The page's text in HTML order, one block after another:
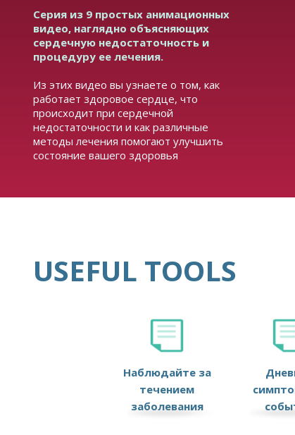
Серия из 9 простых анимационных
видео, наглядно объясняющих
сердечную недостаточность и
процедуру ее лечения.
Из этих видео вы узнаете о том, как
работает здоровое сердце, что
происходит при сердечной
недостаточности и как различные
методы лечения помогают улучшить
состояние вашего здоровья
USEFUL TOOLS
Наблюдайте за
течением
заболевания